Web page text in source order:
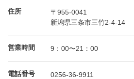
住所
〒955-0041
新潟県三条市三竹2-4-14
営業時間 9：00〜21：00
電話番号 0256-36-9911